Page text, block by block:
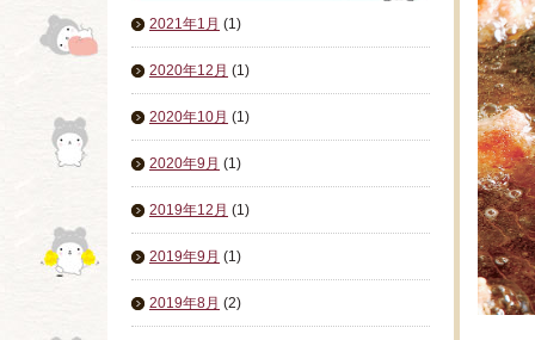
2021年1月 (1)
2020年12月 (1)
2020年10月 (1)
2020年9月 (1)
2019年12月 (1)
2019年9月 (1)
2019年8月 (2)